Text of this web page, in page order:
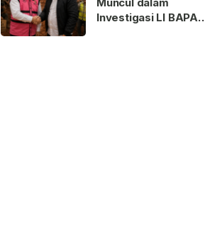
Investigasi LI BAPAN